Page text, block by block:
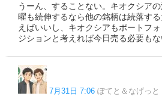
うーん、することない。キオクシア
曜も続伸するなら他の銘柄は続落す
えばいいし、キオクシアもポートフ
ジションと考えれば今日売る必要も
7月31日 7:06 ぽてと＆なげっ